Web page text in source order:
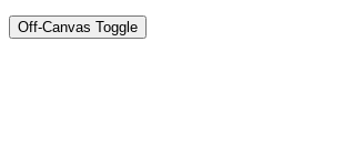
Off-Canvas Toggle